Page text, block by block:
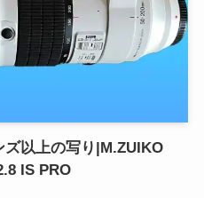
以上の写り|M.ZUIKO
IS PRO